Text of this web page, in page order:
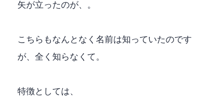
矢が立ったのが、Cline。
こちらもなんとなく名前は知っていたのです
が、全く知らなくて。
特徴としては、